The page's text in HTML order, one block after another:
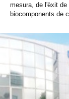
English
mesura, de l'èxit
biocomponents de